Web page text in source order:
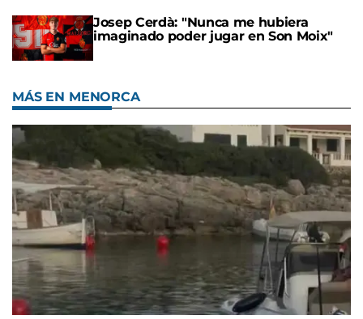
Josep Cerdà: "Nunca me hubiera
imaginado poder jugar en Son Moix"
MÁS EN MENORCA